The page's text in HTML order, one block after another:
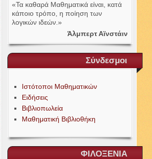
«Τα καθαρά Μαθηματικά είναι, κατά
κάποιο τρόπο, η ποίηση των
λογικών ιδεών.»
Άλμπερτ Αϊνστάιν
Σύνδεσμοι
Ιστότοποι Μαθηματικών
Ειδήσεις
Βιβλιοπωλεία
Μαθηματική Βιβλιοθήκη
ΦΙΛΟΞΕΝΙΑ